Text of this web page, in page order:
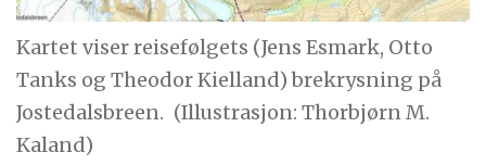
Kartet viser reisefølgets (Jens Esmark, Otto
Tanks og Theodor Kielland) brekrysning på
Jostedalsbreen. (Illustrasjon: Thorbjørn M.
Kaland)